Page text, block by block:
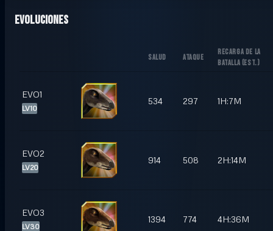
Evoluciones
SALUD ATAQUE
RECARGA DE LA
BATALLA (EST.)
EVO1
LV10
534 297 1H:7M
EVO2
LV20
914 508 2H:14M
EVO3
LV30
1394 774 4H:36M